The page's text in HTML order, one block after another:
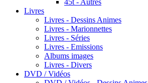
Livres
Livres - Dessins Animes
Livres - Marionnettes
Livres - Séries
Livres - Emissions
Albums images
Livres - Divers
DVD / Vidéos